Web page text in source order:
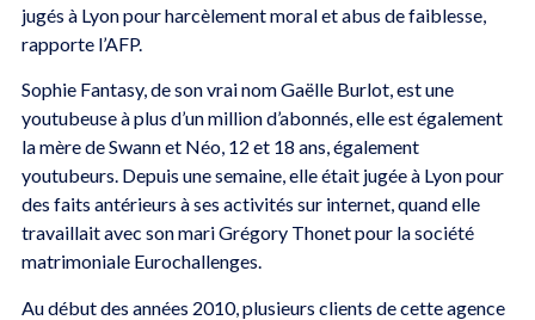
jugés à Lyon pour harcèlement moral et abus de faiblesse,
rapporte l’AFP.
Sophie Fantasy, de son vrai nom Gaëlle Burlot, est une
youtubeuse à plus d’un million d’abonnés, elle est également
la mère de Swann et Néo, 12 et 18 ans, également
youtubeurs. Depuis une semaine, elle était jugée à Lyon pour
des faits antérieurs à ses activités sur internet, quand elle
travaillait avec son mari Grégory Thonet pour la société
matrimoniale Eurochallenges.
Au début des années 2010, plusieurs clients de cette agence